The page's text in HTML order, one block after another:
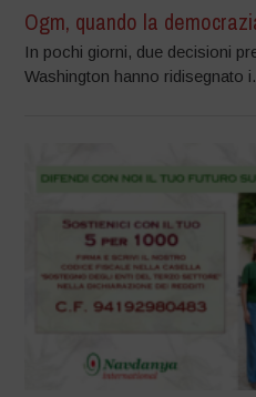
Ogm, quando la
In pochi giorni, due decisioni
Washington hanno ridisegnato